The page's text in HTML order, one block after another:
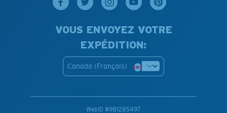
VOUS ENVOYEZ VOTRE
EXPÉDITION:
Canada (Français)
WebID #981285497